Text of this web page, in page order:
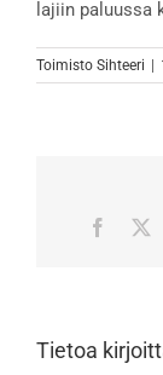
lajiin paluussa
Toimisto Sihteeri
Tietoa